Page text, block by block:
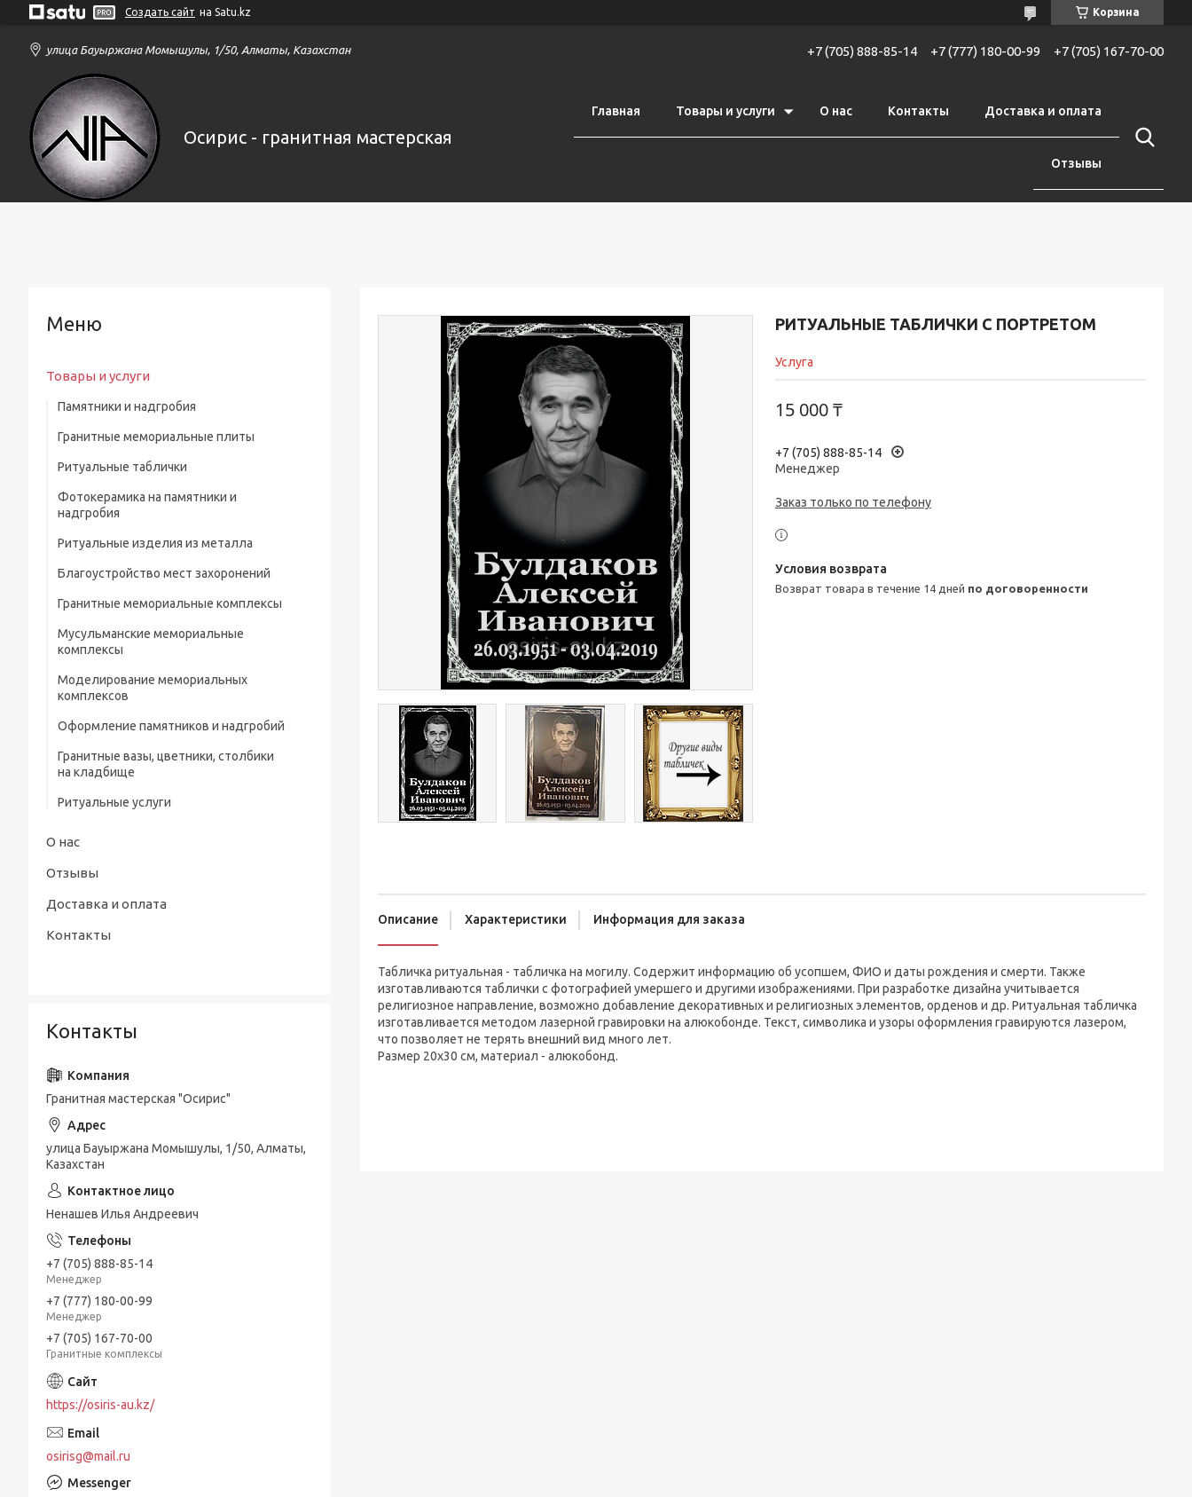
Создать сайт на Satu.kz Корзина
улица Бауыржана Момышулы, 1/50, Алматы, Казахстан +7 (705) 888-85-14 +7 (777) 180-00-99 +7 (705) 167-70-00
Осирис - гранитная мастерская
Главная Товары и услуги О нас Контакты Доставка и оплата
Отзывы
РИТУАЛЬНЫЕ ТАБЛИЧКИ С ПОРТРЕТОМ
Услуга
15 000 ₸
+7 (705) 888-85-14
Менеджер
Заказ только по телефону
возврат товара в течение 14 дней по договоренности
Описание Характеристики Информация для заказа
Табличка ритуальная - табличка на могилу. Содержит информацию об усопшем, ФИО и даты рождения и смерти. Также
изготавливаются таблички с фотографией умершего и другими изображениями. При разработке дизайна учитывается
религиозное направление, возможно добавление декоративных и религиозных элементов, орденов и др. Ритуальная табличка
изготавливается методом лазерной гравировки на алюкобонде. Текст, символика и узоры оформления гравируются лазером,
что позволяет не терять внешний вид много лет.
Размер 20х30 см, материал - алюкобонд.
Товары и услуги
Памятники и надгробия
Гранитные мемориальные плиты
Мусульманские мемориальные плиты
Мемориальные плиты
Ритуальные таблички
Фотокерамика на памятники и
надгробия
Ритуальные изделия из металла
Металлические ограды на кладбище
Металлические кресты на кладбище
Металлические изделия и конструкции
кладбище
Металлические цветники на кладбище
Благоустройство мест захоронений
Гранитные мемориальные комплексы
Мусульманские мемориальные
комплексы
Моделирование мемориальных
комплексов
Оформление памятников и надгробий
Портреты на памятники и надгробия
Гранитные вазы, цветники, столбики
на кладбище
Ритуальные услуги
О нас
Отзывы
Доставка и оплата
Контакты
Контакты
Гранитная мастерская "Осирис"
улица Бауыржана Момышулы, 1/50, Алматы,
Казахстан
Ненашев Илья Андреевич
+7 (705) 888-85-14
Менеджер
+7 (777) 180-00-99
Менеджер
+7 (705) 167-70-00
Гранитные комплексы
https://osiris-au.kz/
osirisg@mail.ru